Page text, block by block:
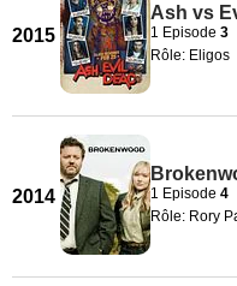
2015
Ash vs
1 Episode 3
Rôle: Eligos
2014 1 Episode 4
Rôle: Rory